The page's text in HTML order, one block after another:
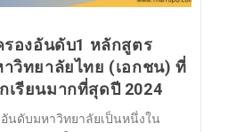
องอันดับ1 หลักสูตร
วิทยาลัยไทย (เอกชน) ที่
เรียนมากที่สุดปี 2024
นดับมหาวิทยาลัยเป็นหนึ่งใน